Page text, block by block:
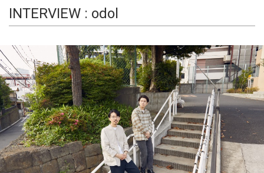
INTERVIEW : odol